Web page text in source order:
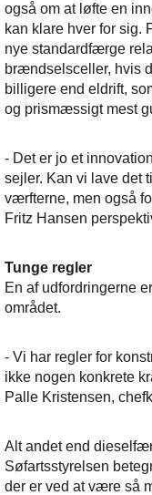
også om at løfte en
kan klare hver for sig.
nye standardfærge
brændselsceller, hvis
billigere end eldrift,
og prismæssigt mest
- Det er jo et
sejler. Kan vi lave det
værfterne, men også
Fritz Hansen
Tunge regler
En af udfordringerne
området.
- Vi har regler for
ikke nogen konkrete
Palle Kristensen,
Alt andet end
Søfartsstyrelsen
der er ved at være så